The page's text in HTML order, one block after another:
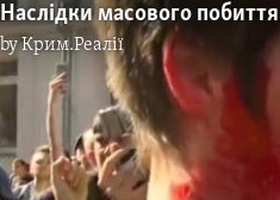
Наслідки масового
byКрим.Реалії
No